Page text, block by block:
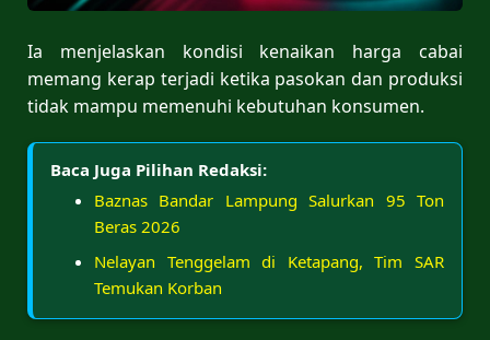
Ia menjelaskan kondisi kenaikan harga cabai
memang kerap terjadi ketika pasokan dan produksi
tidak mampu memenuhi kebutuhan konsumen.
Baca Juga Pilihan Redaksi:
Baznas Bandar Lampung Salurkan 95 Ton
Beras 2026
Nelayan Tenggelam di Ketapang, Tim SAR
Temukan Korban